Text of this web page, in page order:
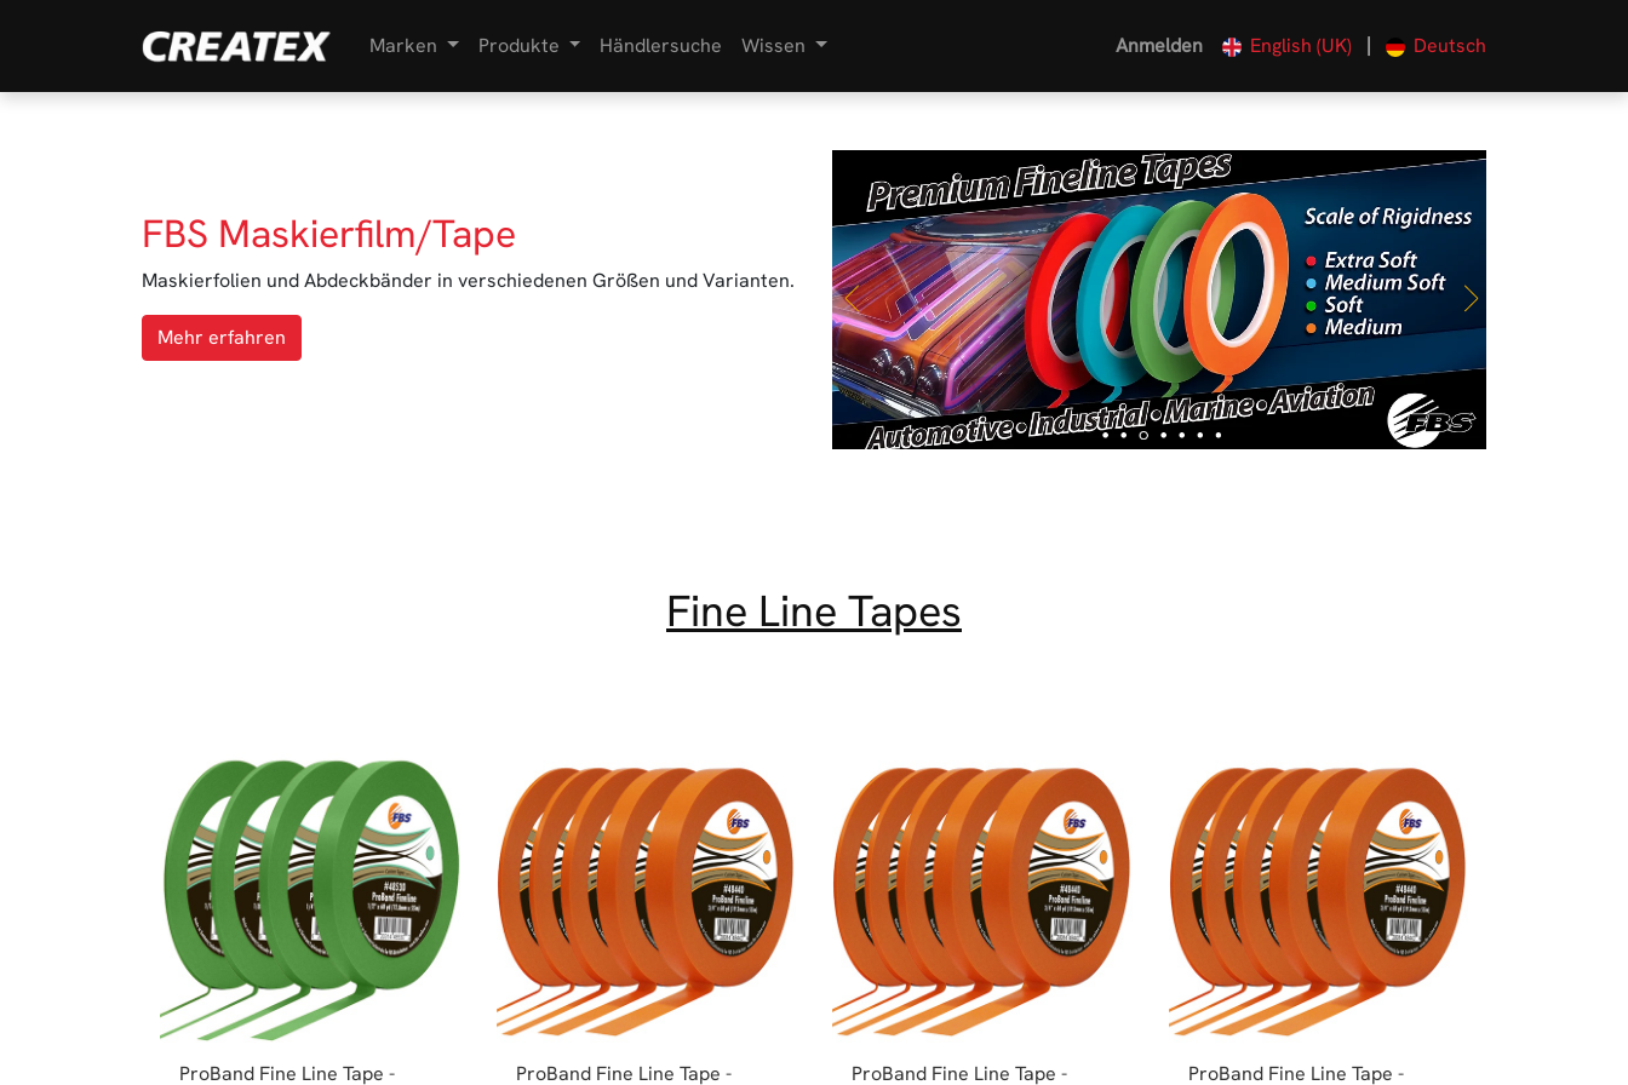
Marken Produkte Händlersuche Wissen Anmelden English (UK) | Deutsch
FBS Maskierfilm/Tape
Maskierfolien und Abdeckbänder in verschiedenen Größen und Varianten.
Mehr erfahren
Fine Line Tapes
ProBand Fine Line Tape -
ProBand Fine Line Tape -
ProBand Fine Line Tape -
ProBand Fine Line Tape -